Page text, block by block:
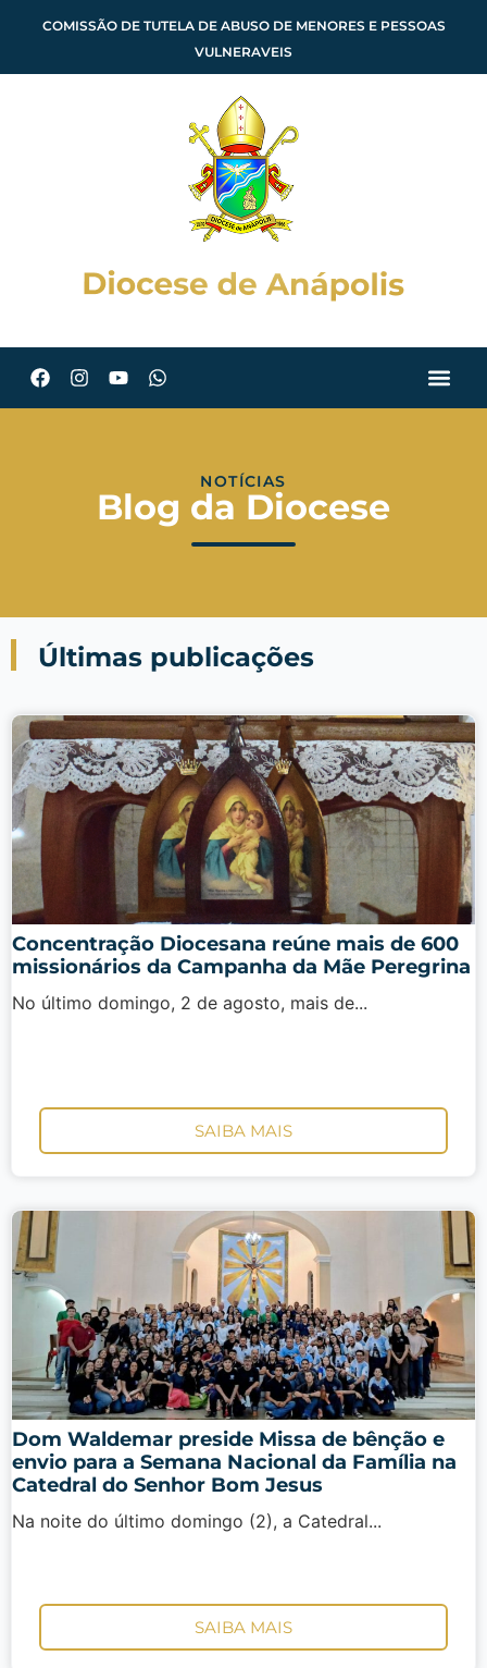
COMISSÃO DE TUTELA DE ABUSO DE MENORES E PESSOAS
VULNERAVEIS
NOTÍCIAS
Blog da Diocese
Últimas publicações
Concentração Diocesana reúne mais de 600
missionários da Campanha da Mãe Peregrina
No último domingo, 2 de agosto, mais de...
SAIBA MAIS
Dom Waldemar preside Missa de bênção e
envio para a Semana Nacional da Família na
Catedral do Senhor Bom Jesus
Na noite do último domingo (2), a Catedral...
SAIBA MAIS